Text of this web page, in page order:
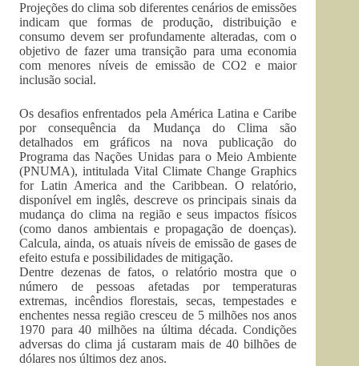
Projeções do clima sob diferentes cenários de emissões
indicam que formas de produção, distribuição e
consumo devem ser profundamente alteradas, com o
objetivo de fazer uma transição para uma economia
com menores níveis de emissão de CO2 e maior
inclusão social.
Os desafios enfrentados pela América Latina e Caribe
por consequência da Mudança do Clima são
detalhados em gráficos na nova publicação do
Programa das Nações Unidas para o Meio Ambiente
(PNUMA), intitulada Vital Climate Change Graphics
for Latin America and the Caribbean. O relatório,
disponível em inglês, descreve os principais sinais da
mudança do clima na região e seus impactos físicos
(como danos ambientais e propagação de doenças).
Calcula, ainda, os atuais níveis de emissão de gases de
efeito estufa e possibilidades de mitigação.
Dentre dezenas de fatos, o relatório mostra que o
número de pessoas afetadas por temperaturas
extremas, incêndios florestais, secas, tempestades e
enchentes nessa região cresceu de 5 milhões nos anos
1970 para 40 milhões na última década. Condições
adversas do clima já custaram mais de 40 bilhões de
dólares nos últimos dez anos.